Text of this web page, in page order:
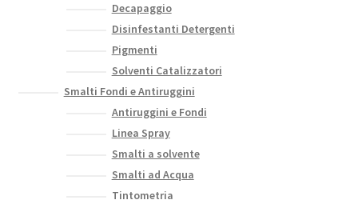
Decapaggio
Disinfestanti Detergenti
Pigmenti
Solventi Catalizzatori
Smalti Fondi e Antiruggini
Antiruggini e Fondi
Linea Spray
Smalti a solvente
Smalti ad Acqua
Tintometria